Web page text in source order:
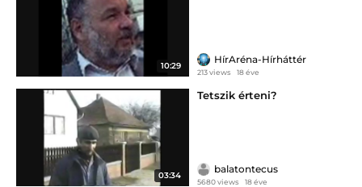
10:29
HírAréna-Hírháttér
213 views 18 éve
03:34
Tetszik érteni?
balatontecus
5680 views 18 éve